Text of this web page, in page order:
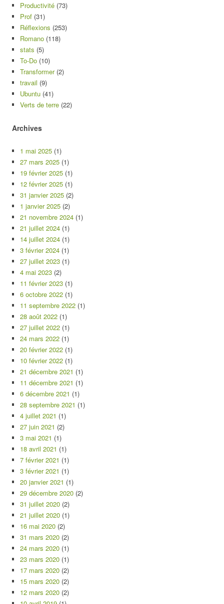
Productivité (73)
Prof (31)
Réflexions (253)
Romano (118)
stats (5)
To-Do (10)
Transformer(2)
travail (9)
Ubuntu (41)
Verts de terre (22)
Archives
1 mai 2025 (1)
27 mars 2025 (1)
19 février 2025 (1)
12 février 2025 (1)
31 janvier 2025 (2)
1 janvier 2025 (2)
21 novembre 2024 (1)
21 juillet 2024 (1)
14 juillet 2024 (1)
3 février 2024 (1)
27 juillet 2023 (1)
4 mai 2023 (2)
11 février 2023 (1)
6 octobre 2022 (1)
11 septembre 2022 (1)
28 août 2022 (1)
27 juillet 2022 (1)
24 mars 2022 (1)
20 février 2022 (1)
10 février 2022 (1)
21 décembre 2021 (1)
11 décembre 2021 (1)
6 décembre 2021 (1)
28 septembre 2021 (1)
4 juillet 2021 (1)
27 juin 2021 (2)
3 mai 2021 (1)
18 avril 2021 (1)
7 février 2021 (1)
3 février 2021 (1)
20 janvier 2021 (1)
29 décembre 2020 (2)
31 juillet 2020 (2)
21 juillet 2020 (1)
16 mai 2020 (2)
31 mars 2020 (2)
24 mars 2020 (1)
23 mars 2020 (1)
17 mars 2020 (2)
15 mars 2020 (2)
12 mars 2020 (2)